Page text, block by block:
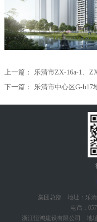
上一篇： 乐清市ZX-16a-1、
下一篇： 乐清市中心区G-b17
集团总部 地址：乐
电话：
浙江恒鸿建设有限公司 地